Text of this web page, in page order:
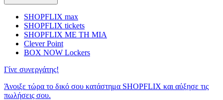
SHOPFLIX max
SHOPFLIX tickets
SHOPFLIX ΜΕ ΤΗ ΜΙΑ
Clever Point
BOX NOW Lockers
Γίνε συνεργάτης!
Άνοιξε τώρα το δικό σου κατάστημα SHOPFLIX και αύξησε τις
πωλήσεις σου.